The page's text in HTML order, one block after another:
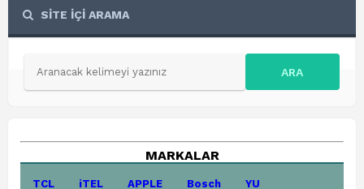
SİTE İÇİ ARAMA
ARA
MARKALAR
TCL iTEL APPLE Bosch YU